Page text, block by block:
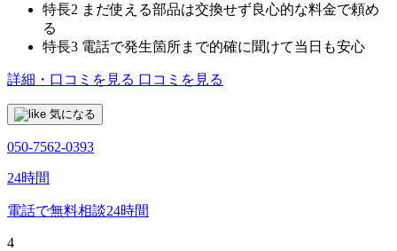
特長2 まだ使える部品は交換せず良心的な料金で頼め
る
特長3 電話で発生箇所まで的確に聞けて当日も安心
詳細・口コミを見る 口コミを見る
気になる
050-7562-0393
24時間
電話で無料相談24時間
4